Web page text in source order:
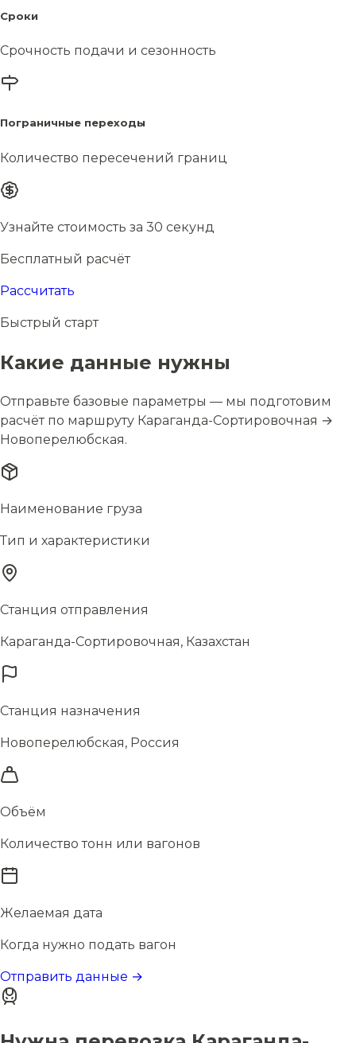
Сроки
Срочность подачи и сезонность
Пограничные переходы
Количество пересечений границ
Узнайте стоимость за 30 секунд
Бесплатный расчёт
Рассчитать
Быстрый старт
Какие данные нужны
Отправьте базовые параметры — мы подготовим
расчёт по маршруту Караганда-Сортировочная →
Новоперелюбская.
Наименование груза
Тип и характеристики
Станция отправления
Караганда-Сортировочная, Казахстан
Станция назначения
Новоперелюбская, Россия
Объём
Количество тонн или вагонов
Желаемая дата
Когда нужно подать вагон
Отправить данные →